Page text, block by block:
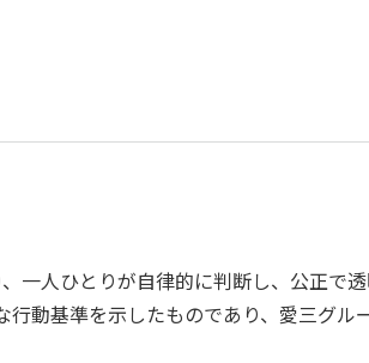
人ひとりが自律的に判断し、公正で
動基準を示したものであり、愛三グル